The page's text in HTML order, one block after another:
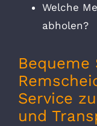
Welche
abholen?
Bequeme
Service
und